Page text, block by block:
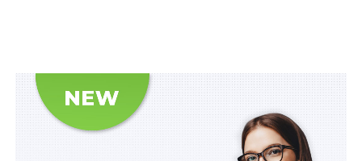
обирати покупця серед інших співвласників
Розглянувши касаційну скаргу спадкоємиці
співвласника, Верховний Суд нагадав, що спільна